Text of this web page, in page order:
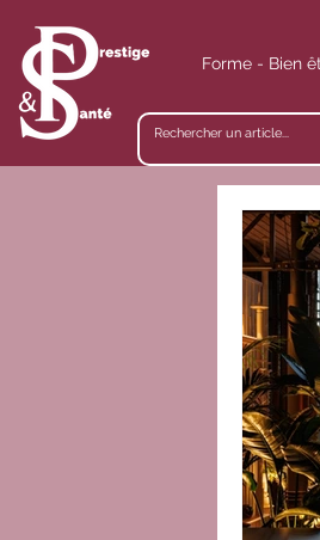
Forme - Bien